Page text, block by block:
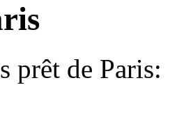
prêt de Paris: